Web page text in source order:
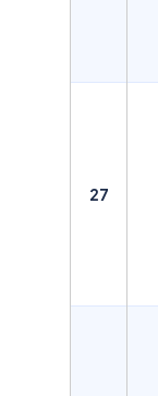
27